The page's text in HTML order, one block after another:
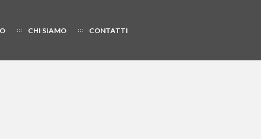
CHI SIAMO CONTATTI